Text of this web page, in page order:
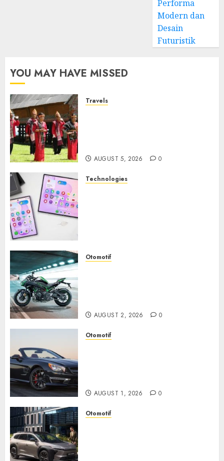
Performa
Modern dan
Desain
Futuristik
YOU MAY HAVE MISSED
Travels
AUGUST 5, 2026 0
Technologies
Otomotif
AUGUST 2, 2026 0
Otomotif
AUGUST 1, 2026 0
Otomotif